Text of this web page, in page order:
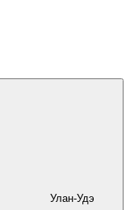
Улан-Удэ